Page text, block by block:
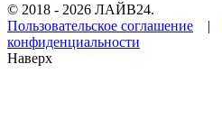
© 2018 - 2026 ЛАЙВ24.
Пользовательское соглашение |
конфиденциальности
Наверх